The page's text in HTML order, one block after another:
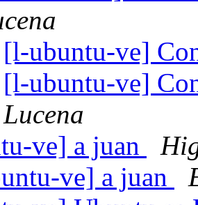
[l-ubuntu-ve]
[l-ubuntu-ve]
Lucena
ve] a juan
ve] a juan